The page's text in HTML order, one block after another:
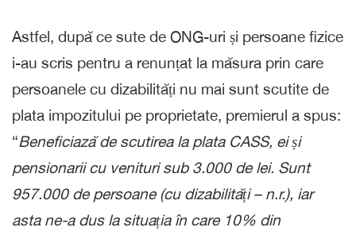
Astfel, după ce sute de ONG-uri și persoane fizice
i-au scris pentru a renunțat la măsura prin care
persoanele cu dizabilități nu mai sunt scutite de
plata impozitului pe proprietate, premierul a spus:
“Beneficiază de scutirea la plata CASS, ei și
pensionarii cu venituri sub 3.000 de lei. Sunt
957.000 de persoane (cu dizabilități – n.r.), iar
asta ne-a dus la situația în care 10% din